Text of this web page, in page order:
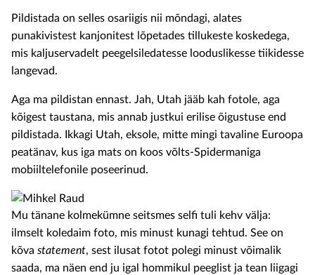
Pildistada on selles osariigis nii mõndagi, alates
punakivistest kanjonitest lõpetades tillukeste koskedega,
mis kaljuservadelt peegelsiledatesse looduslikesse tiikidesse
langevad.
Aga ma pildistan ennast. Jah, Utah jääb kah fotole, aga
kõigest taustana, mis annab justkui erilise õigustuse end
pildistada. Ikkagi Utah, eksole, mitte mingi tavaline Euroopa
peatänav, kus iga mats on koos võlts-Spidermaniga
mobiiltelefonile poseerinud.
Mu tänane kolmekümne seitsmes selfi tuli kehv välja:
ilmselt koledaim foto, mis minust kunagi tehtud. See on
kõva statement, sest ilusat fotot polegi minust võimalik
saada, ma näen end ju igal hommikul peeglist ja tean liigagi